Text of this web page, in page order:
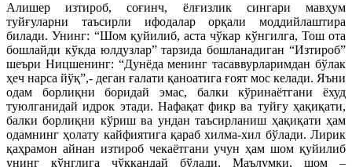
Алишер изтироб, соғинч, ёлғизлик сингари мавҳум
туйғуларни таъсирли ифодалар орқали моддийлаштира
билади. Унинг: “Шом қуйилиб, аста чўкар кўнгилга, Тош ота
бошлайди кўкда юлдузлар” тарзида бошланадиган “Изтироб”
шеъри Ницшенинг: “Дунёда менинг тасаввурларимдан бўлак
ҳеч нарса йўқ”,- деган ғалати қаноатига ғоят мос келади. Яъни
одам борлиқни боридай эмас, балки кўринаётгани ёхуд
туюлганидай идрок этади. Нафақат фикр ва туйғу ҳақиқати,
балки борлиқни кўриш ва ундан таъсирланиш ҳақиқати ҳам
одамнинг ҳолату кайфиятига қараб хилма-хил бўлади. Лирик
қаҳрамон айнан изтироб чекаётгани учун ҳам шом қуйилиб
унинг кўнглига чўккандай бўлади. Маълумки, шом –